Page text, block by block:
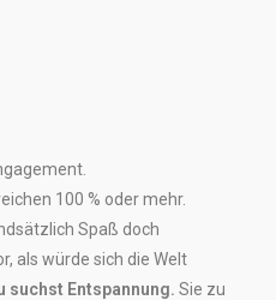
100 % oder mehr.
Spaß doch
als würde sich die Welt
suchst Entspannung. Sie zu